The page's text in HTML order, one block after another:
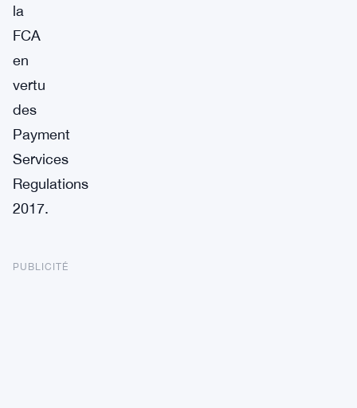
la
FCA
en
vertu
des
Payment
Services
Regulations
2017.
PUBLICITÉ